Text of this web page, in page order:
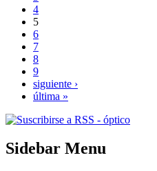
4
5
6
7
8
9
siguiente ›
última »
Sidebar Menu